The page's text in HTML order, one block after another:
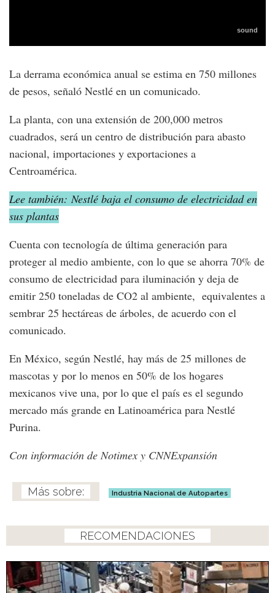
La derrama económica anual se estima en 750 millones
de pesos, señaló Nestlé en un comunicado.
La planta, con una extensión de 200,000 metros
cuadrados, será un centro de distribución para abasto
nacional, importaciones y exportaciones a
Centroamérica.
Lee también: Nestlé baja el consumo de electricidad en
sus plantas
Cuenta con tecnología de última generación para
proteger al medio ambiente, con lo que se ahorra 70% de
consumo de electricidad para iluminación y deja de
emitir 250 toneladas de CO2 al ambiente, equivalentes a
sembrar 25 hectáreas de árboles, de acuerdo con el
comunicado.
En México, según Nestlé, hay más de 25 millones de
mascotas y por lo menos en 50% de los hogares
mexicanos vive una, por lo que el país es el segundo
mercado más grande en Latinoamérica para Nestlé
Purina.
Con información de Notimex y CNNExpansión
Industria Nacional de Autopartes
RECOMENDACIONES